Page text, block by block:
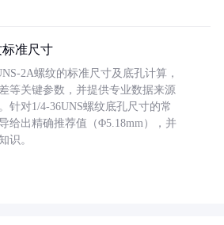
标准尺寸
2A螺纹的标准尺寸及底孔计算，
等关键参数，并提供专业数据来源
针对1/4-36UNS螺纹底孔尺寸的常
给出精确推荐值（Φ5.18mm），并
识。